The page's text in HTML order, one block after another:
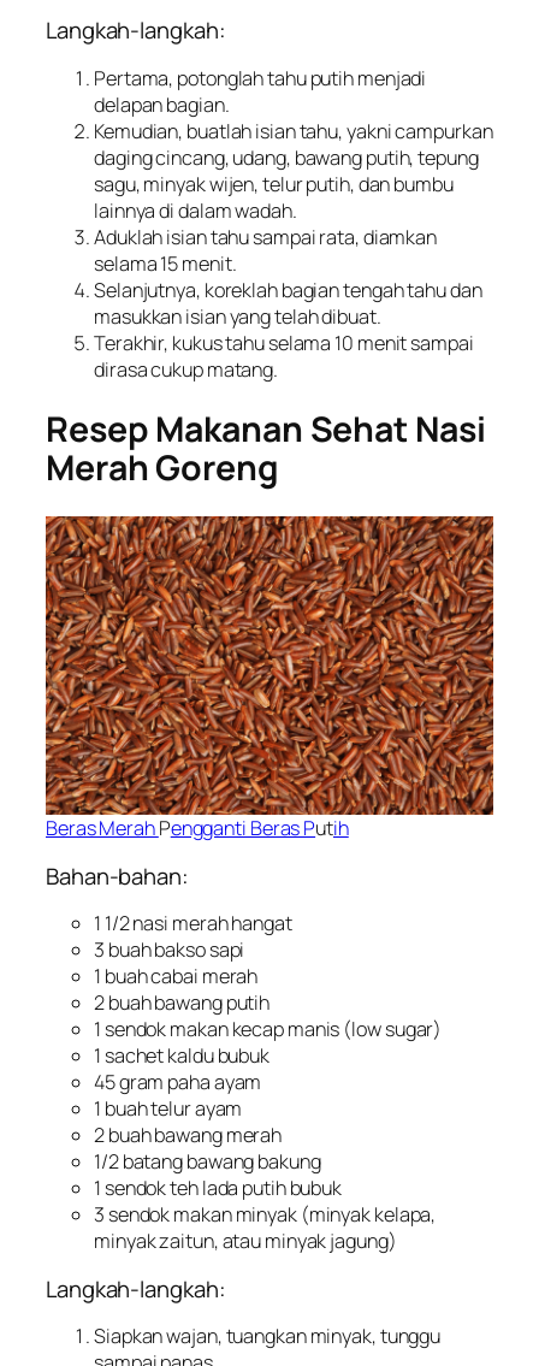
Langkah-langkah:
Pertama, potonglah tahu putih menjadi
delapan bagian.
Kemudian, buatlah isian tahu, yakni campurkan
daging cincang, udang, bawang putih, tepung
sagu, minyak wijen, telur putih, dan bumbu
lainnya di dalam wadah.
Aduklah isian tahu sampai rata, diamkan
selama 15 menit.
Selanjutnya, koreklah bagian tengah tahu dan
masukkan isian yang telah dibuat.
Terakhir, kukus tahu selama 10 menit sampai
dirasa cukup matang.
Resep Makanan Sehat Nasi
Merah Goreng
Beras MerahPengganti Beras Putih
Bahan-bahan:
1 1/2 nasi merah hangat
3 buah bakso sapi
1 buah cabai merah
2 buah bawang putih
1 sendok makan kecap manis (low sugar)
1 sachetkaldu bubuk
45 gram paha ayam
1 buah telur ayam
2 buah bawang merah
1/2 batang bawang bakung
1 sendok teh lada putih bubuk
3 sendok makan minyak (minyak kelapa,
minyak zaitun, atau minyak jagung)
Langkah-langkah:
Siapkan wajan, tuangkan minyak, tunggu